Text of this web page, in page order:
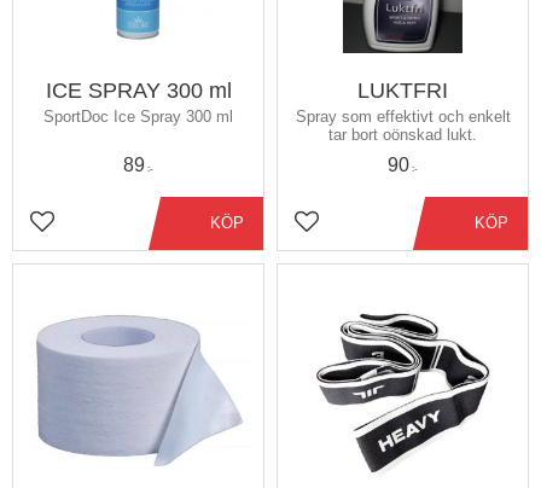
ICE SPRAY 300 ml
SportDoc Ice Spray 300 ml
89 :-
Lägg till i favoriter
KÖP
LUKTFRI
Spray som effektivt och enkelt
tar bort oönskad lukt.
90 :-
Lägg till i favoriter
KÖP